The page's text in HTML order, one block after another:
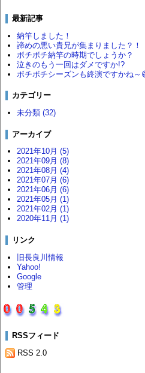
最新記事
納竿しました！
諦めの悪い貴兄が集まりました？！
ボチボチ納竿の時期でしょうか？
泣きのもう一回はダメですか!?
ボチボチシーズンも終演ですかね～
カテゴリー
未分類 (32)
アーカイブ
2021年10月 (5)
2021年09月 (8)
2021年08月 (4)
2021年07月 (6)
2021年06月 (6)
2021年05月 (1)
2021年02月 (1)
2020年11月 (1)
リンク
旧長良川情報
Yahoo!
Google
管理
RSSフィード
RSS 2.0